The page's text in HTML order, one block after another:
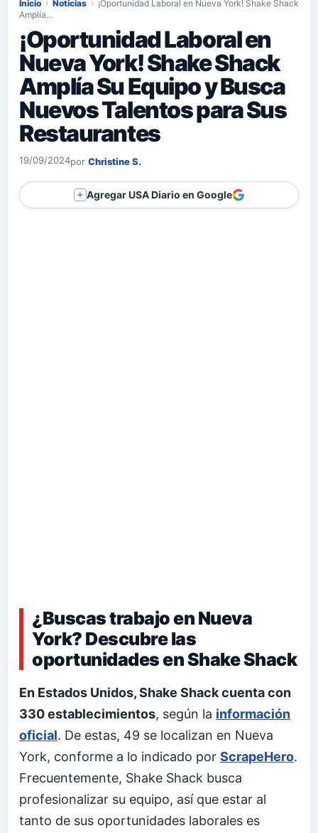
Inicio › Noticias › ¡Oportunidad Laboral en Nueva York! Shake Shack
Amplía…
¡Oportunidad Laboral en
Nueva York! Shake Shack
Amplía Su Equipo y Busca
Nuevos Talentos para Sus
Restaurantes
19/09/2024por Christine S.
＋ Agregar USA Diario en Google
¿Buscas trabajo en Nueva
York? Descubre las
oportunidades en Shake Shack
En Estados Unidos, Shake Shack cuenta con
330 establecimientos, según la información
oficial. De estas, 49 se localizan en Nueva
York, conforme a lo indicado por ScrapeHero.
Frecuentemente, Shake Shack busca
profesionalizar su equipo, así que estar al
tanto de sus oportunidades laborales es